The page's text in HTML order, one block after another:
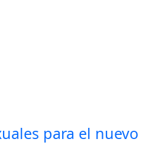
para el nuevo